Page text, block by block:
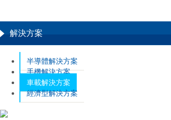
解決方案
半導體解決方案
手機解決方案
車載解決方案
經濟型解決方案